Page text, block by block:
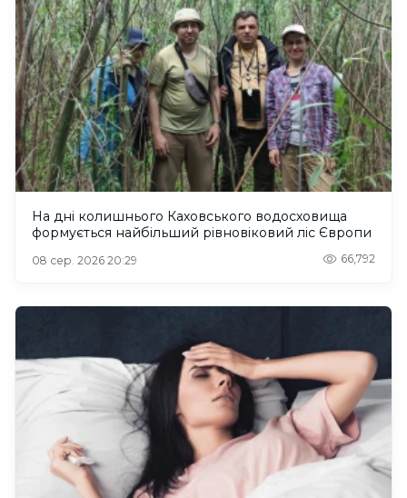
На дні колишнього Каховського водосховища
формується найбільший рівновіковий ліс Європи
08 сер. 2026 20:29 66,792